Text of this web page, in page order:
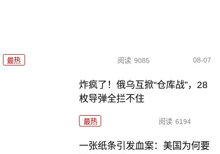
最热 阅读 9085 08-07
炸疯了！俄乌互掀“仓库战”，28
枚导弹全拦不住
最热 阅读 6194
一张纸条引发血案：美国为何要